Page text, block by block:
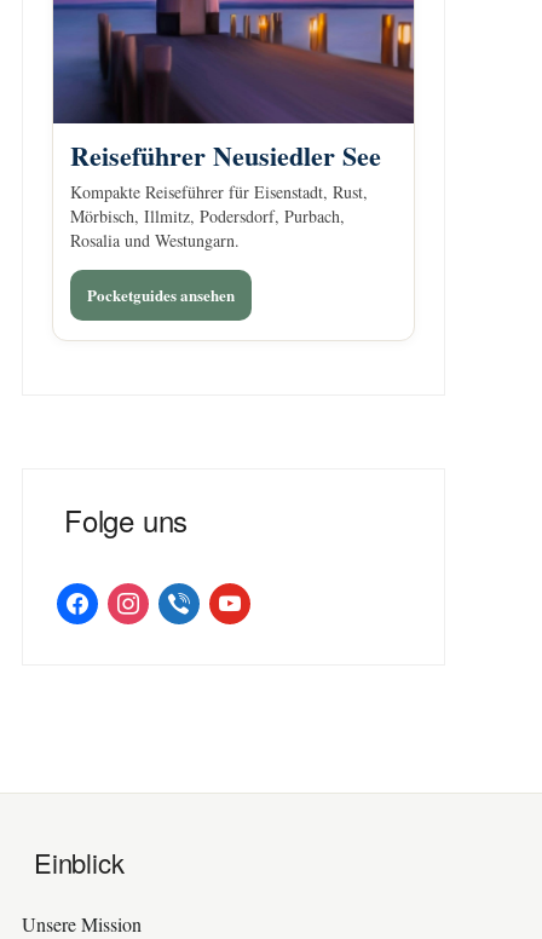
Reiseführer Neusiedler See
Kompakte Reiseführer für Eisenstadt, Rust,
Mörbisch, Illmitz, Podersdorf, Purbach,
Rosalia und Westungarn.
Pocketguides ansehen
Folge uns
facebookinstagramviber youtube
Einblick
Unsere Mission